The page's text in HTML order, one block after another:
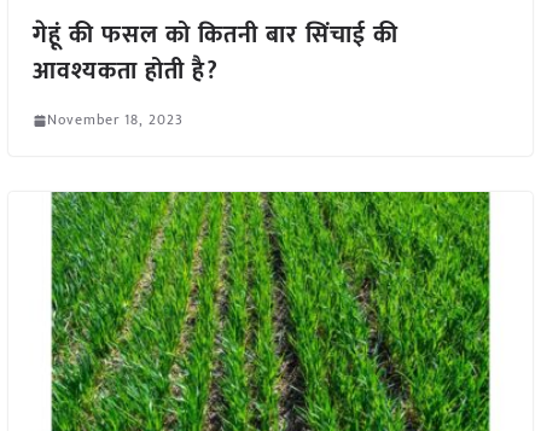
गेहूं की फसल को कितनी बार सिंचाई की
आवश्यकता होती है?
November 18, 2023